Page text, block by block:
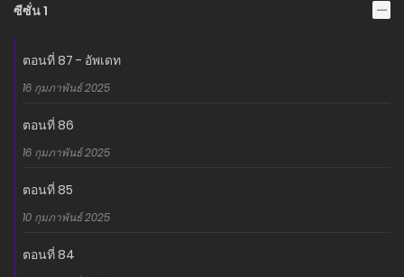
ซีซั่น 1
ตอนที่ 87 - อัพเดท
16 กุมภาพันธ์ 2025
ตอนที่ 86
16 กุมภาพันธ์ 2025
ตอนที่ 85
10 กุมภาพันธ์ 2025
ตอนที่ 84